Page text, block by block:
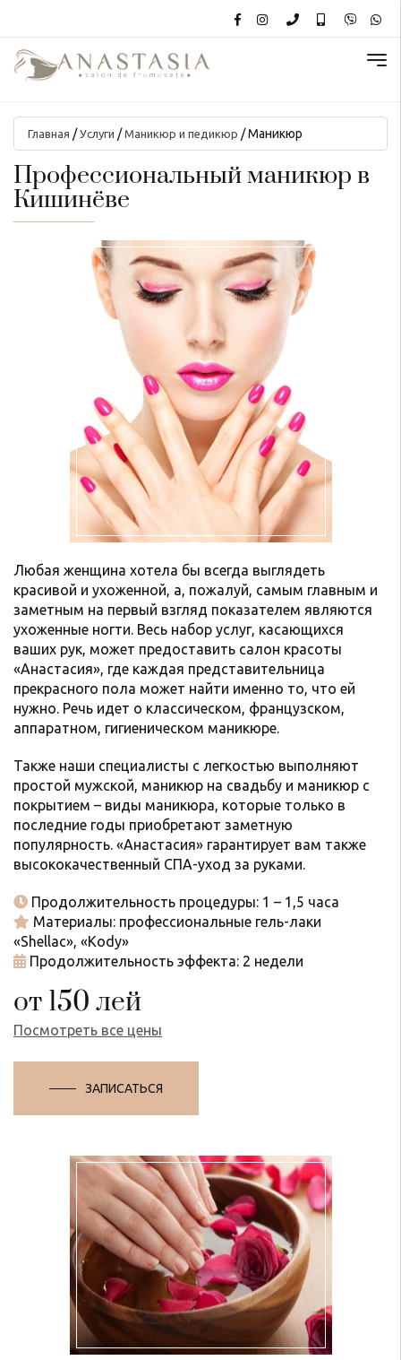
Главная /Услуги /Маникюр и педикюр /Маникюр
Профессиональный маникюр в
Кишинёве
Любая женщина хотела бы всегда выглядеть
красивой и ухоженной, а, пожалуй, самым главным и
заметным на первый взгляд показателем являются
ухоженные ногти. Весь набор услуг, касающихся
ваших рук, может предоставить салон красоты
«Анастасия», где каждая представительница
прекрасного пола может найти именно то, что ей
нужно. Речь идет о классическом, французском,
аппаратном, гигиеническом маникюре.
Также наши специалисты с легкостью выполняют
простой мужской, маникюр на свадьбу и маникюр с
покрытием – виды маникюра, которые только в
последние годы приобретают заметную
популярность. «Анастасия» гарантирует вам также
высококачественный СПА-уход за руками.
Продолжительность процедуры: 1 – 1,5 часа
Материалы: профессиональные гель-лаки
«Shellac», «Kody»
Продолжительность эффекта: 2 недели
от 150 лей
Посмотреть все цены
ЗАПИСАТЬСЯ